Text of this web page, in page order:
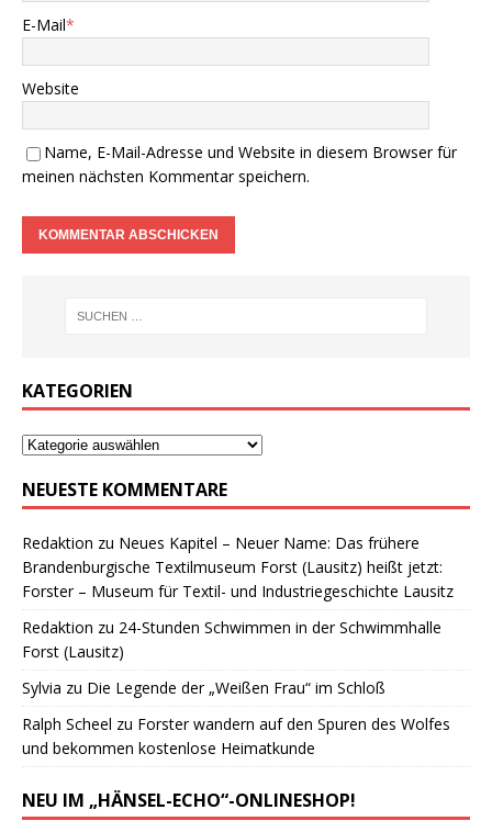
E-Mail*
Website
Name, E-Mail-Adresse und Website in diesem Browser für
meinen nächsten Kommentar speichern.
KATEGORIEN
NEUESTE KOMMENTARE
Redaktion zu Neues Kapitel – Neuer Name: Das frühere
Brandenburgische Textilmuseum Forst (Lausitz) heißt jetzt:
Forster – Museum für Textil- und Industriegeschichte Lausitz
Redaktion zu 24-Stunden Schwimmen in der Schwimmhalle
Forst (Lausitz)
Sylvia zu Die Legende der „Weißen Frau“ im Schloß
Ralph Scheel zu Forster wandern auf den Spuren des Wolfes
und bekommen kostenlose Heimatkunde
NEU IM „HÄNSEL-ECHO“-ONLINESHOP!